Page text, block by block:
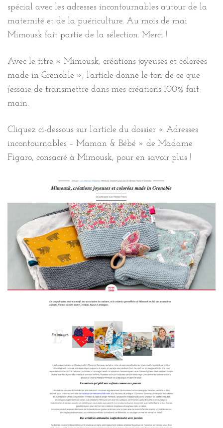
spécial avec les adresses incontournables autour de la
maternité et de la puériculture. Au mois de mai
Mimousk fait partie de la sélection. Merci !
Avec le titre « Mimousk, créations joyeuses et colorées
made in Grenoble », l’article donne le ton de ce que
j’essaie de transmettre dans mes créations 100% fait-
main.
Cliquez ci-dessous sur l’article du dossier « Adresses
incontournables – Maman & Bébé » de Madame
Figaro, consacré à Mimousk, pour en savoir plus !